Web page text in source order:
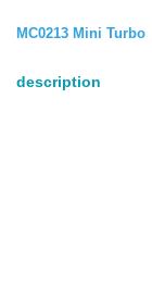
MC0213 Mini Turbo
description